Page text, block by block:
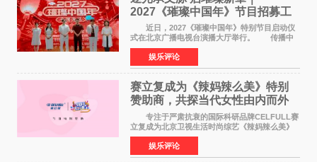
2027《璀璨中国年》节目招募工
作圆满启动
近日，2027《璀璨中国年》特别节目启动仪
式在北京广播电视台演播大厅举行。 传播中
华优秀传统文化，弘扬纯正国风艺术，打造高规
格、高质感、正能量的文艺盛典，是璀璨中国年
矢志不渝的初心
娱乐评论
赛立复成为《辣妈辣么美》特别
赞助商，共探当代女性由内而外
活力美
专注于严肃抗衰的国际科研品牌CELFULL赛
立复成为北京卫视生活时尚综艺《辣妈辣么美》
的特别赞助商,明星辣妈袁咏仪倾情参与，向广大
都市女性传递健康生活新主张，寄语当代女性在
家庭与自我之间
娱乐评论